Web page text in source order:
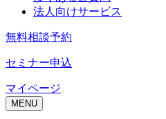
法人向けサービス
無料相談予約
セミナー申込
マイページ
MENU